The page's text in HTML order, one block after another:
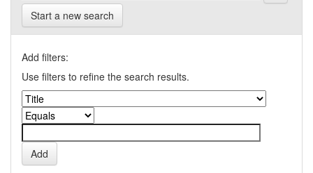
Start a new search
Add filters:
Use filters to refine the search results.